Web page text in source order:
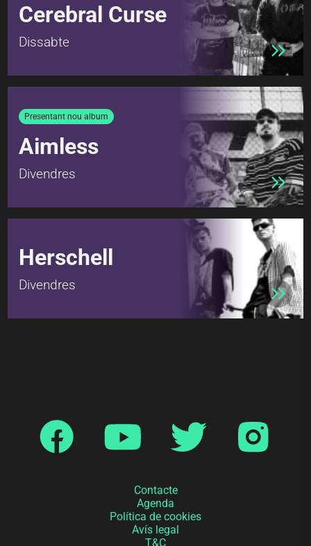
Cerebral Curse
Dissabte
Presentant nou album
Aimless
Divendres
Herschell
Divendres
Contacte
Agenda
Política de cookies
Avís legal
T&C